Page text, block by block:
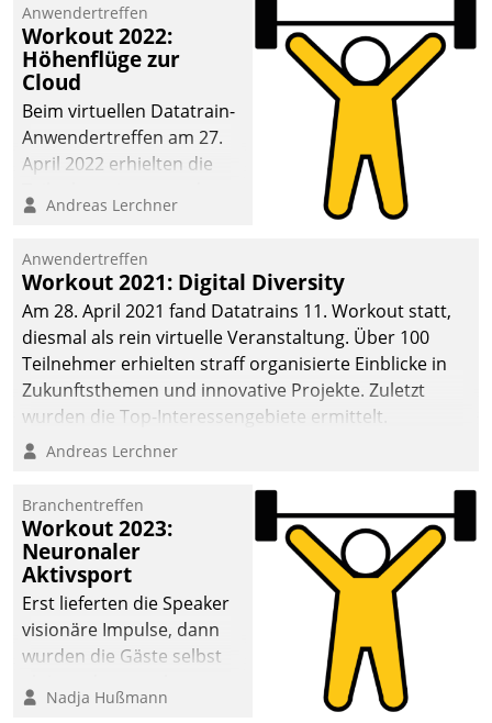
Mammutprojekte
meistern und Workloads
wuppen – bei zunehmend
anspruchsvollen
Aufgaben und
abnehmendem
Anwendertreffen
Workout 2022:
Höhenflüge zur
Cloud
Beim virtuellen Datatrain-
Anwendertreffen am 27.
April 2022 erhielten die
Teilnehmer kurzweilige
Cloud-Strategien und -
Lösungen mit hohem
Zukunftspotenzial.
Andreas Lerchner
Anwendertreffen
Workout 2021: Digital Diversity
Am 28. April 2021 fand Datatrains 11. Workout statt,
diesmal als rein virtuelle Veranstaltung. Über 100
Teilnehmer erhielten straff organisierte Einblicke in
Zukunftsthemen und innovative Projekte. Zuletzt
wurden die Top-Interessengebiete ermittelt.
Andreas Lerchner
Branchentreffen
Workout 2023:
Neuronaler
Aktivsport
Erst lieferten die Speaker
visionäre Impulse, dann
wurden die Gäste selbst
methodisch
Nadja Hußmann